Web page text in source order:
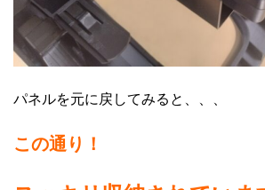
パネルを元に戻してみると、、、
この通り！